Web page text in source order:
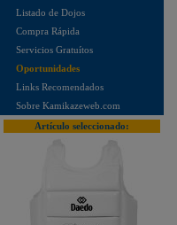
¡Nuevo karategui Kamikaze K-One-
WKF Kumite REVERSIBLE,
Hombros bordados en rojo y azul!
¡Nuevo karategui Kamikaze NEW
LIFE SENSEI - hecho en Japón!
¡KAMIKAZE PROFESSIONAL
para expertos!
Nuevo karategui Kamikaze NEW
LIFE SHIHAN
¡Nueva Camiseta KAMIKAZE
Protectores de pie KAMIKAZE
sueltos, homologados RFEK
Listado de Dojos
Compra Rápida
Servicios Gratuítos
Oportunidades
Links Recomendados
Sobre Kamikazeweb.com
Artículo seleccionado: